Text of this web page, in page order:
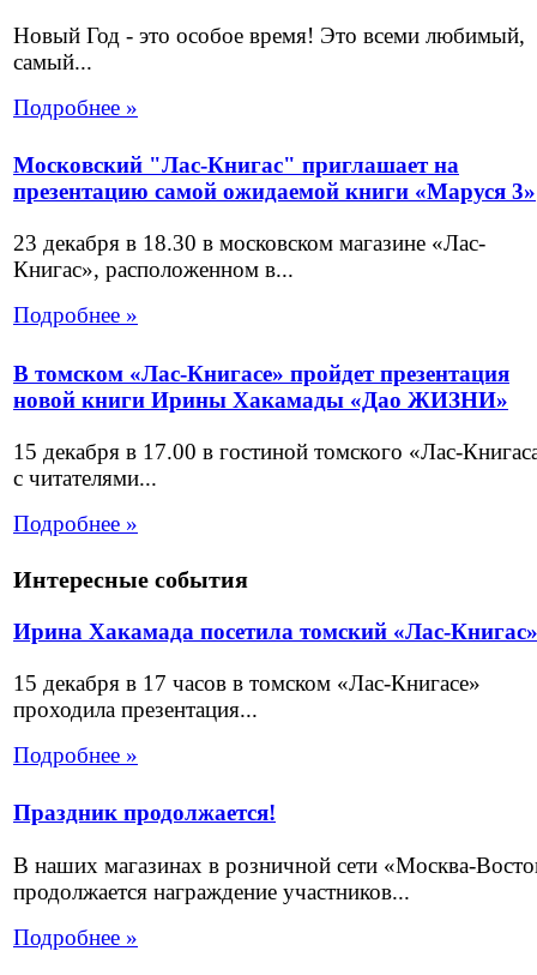
Новый Год - это особое время! Это всеми любимый,
самый...
Подробнее »
Московский "Лас-Книгас" приглашает на
презентацию самой ожидаемой книги «Маруся 3»
23 декабря в 18.30 в московском магазине «Лас-
Книгас», расположенном в...
Подробнее »
В томском «Лас-Книгасе» пройдет презентация
новой книги Ирины Хакамады «Дао ЖИЗНИ»
15 декабря в 17.00 в гостиной томского «Лас-
с читателями...
Подробнее »
Интересные события
Ирина Хакамада посетила томский «Лас-Книгас»
15 декабря в 17 часов в томском «Лас-Книгасе»
проходила презентация...
Подробнее »
Праздник продолжается!
В наших магазинах в розничной сети «Москва-
продолжается награждение участников...
Подробнее »